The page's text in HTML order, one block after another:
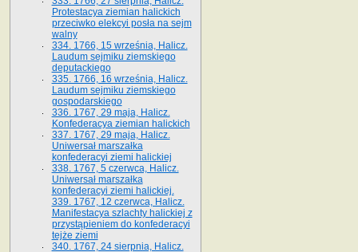
Protestacya ziemian halickich
przeciwko elekcyi posła na sejm
walny
334. 1766, 15 września, Halicz.
Laudum sejmiku ziemskiego
deputackiego
335. 1766, 16 września, Halicz.
Laudum sejmiku ziemskiego
gospodarskiego
336. 1767, 29 maja, Halicz.
Konfederacya ziemian halickich
337. 1767, 29 maja, Halicz.
Uniwersał marszałka
konfederacyi ziemi halickiej
338. 1767, 5 czerwca, Halicz.
Uniwersał marszałka
konfederacyi ziemi halickiej.
339. 1767, 12 czerwca, Halicz.
Manifestacya szlachty halickiej z
przystąpieniem do konfederacyi
tejże ziemi
340. 1767, 24 sierpnia, Halicz.